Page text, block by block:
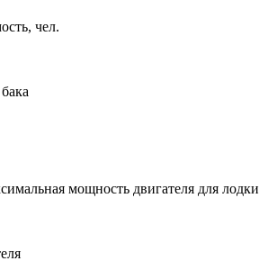
чел.
мощность двигателя для лодки